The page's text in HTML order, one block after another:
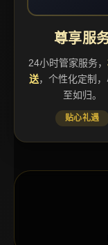
尊享服
24小时管家服务，
送，个性化定制
至如归。
贴心礼遇